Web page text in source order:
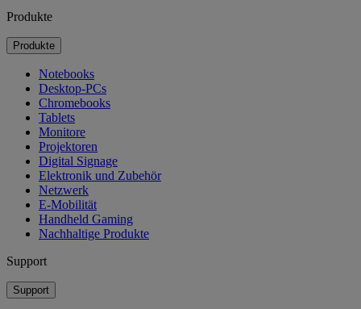
Produkte
Produkte
Notebooks
Desktop-PCs
Chromebooks
Tablets
Monitore
Projektoren
Digital Signage
Elektronik und Zubehör
Netzwerk
E-Mobilität
Handheld Gaming
Nachhaltige Produkte
Support
Support